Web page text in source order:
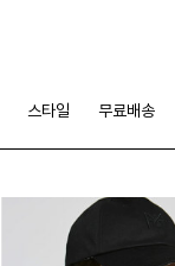
스타일 무료배송